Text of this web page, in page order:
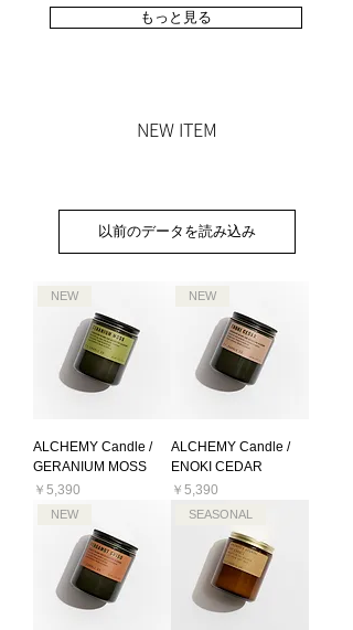
もっと見る
NEW ITEM
以前のデータを読み込み
NEW
ALCHEMY Candle /
GERANIUM MOSS
価格
￥5,390
NEW
ALCHEMY Candle /
ENOKI CEDAR
価格
￥5,390
NEW SEASONAL